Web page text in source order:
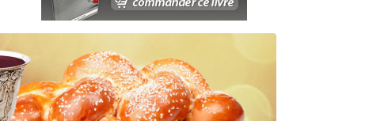
à travers le temps